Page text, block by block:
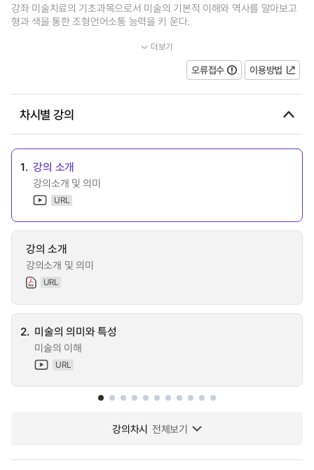
강좌 미술치료의 기초과목으로서 미술의 기본적 이해와 역사를 알아보고
형과 색을 통한 조형언어소통 능력을 키 운다.
. 동서양의 작가연구를 통하여 미술을 통한 심리연구 및 대별성...
더보기
오류접수 이용방법
차시별 강의
1. 강의 소개
강의소개 및 의미
URL
강의 소개
강의소개 및 의미
URL
2. 미술의 의미와 특성
미술의 이해
URL
강의차시 전체보기